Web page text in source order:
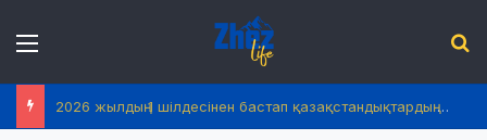
2026 жылдың 1 шілдесінен бастап қазақстандықтардың өмірінде не өзгереді?